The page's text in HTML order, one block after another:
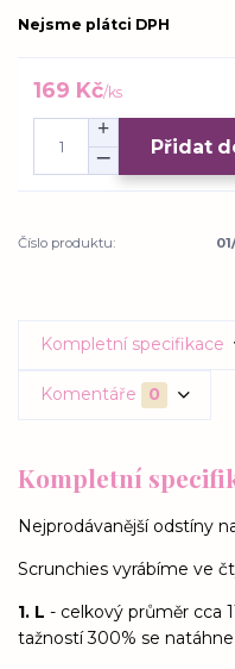
Nejsme plátci DPH
169 Kč/ks
Přidat
Číslo produktu:
Kompletní specifikace
Komentáře 0
Kompletní
Nejprodávanější odstíny
Scrunchies vyrábíme ve
1. L - celkový průměr cca
tažností 300% se